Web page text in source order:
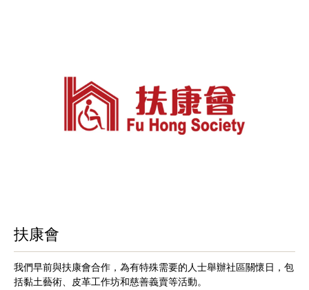
扶康會
我們早前與扶康會合作，為有特殊需要的人士舉辦社區關懷日，包
括黏土藝術、皮革工作坊和慈善義賣等活動。